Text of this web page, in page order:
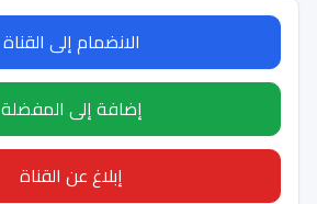
الانضمام إلى القناة
إضافة إلى المفضلة
إبلاغ عن القناة